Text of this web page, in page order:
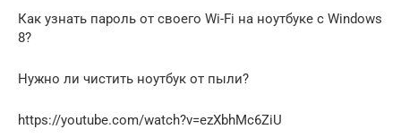
Как узнать пароль от своего Wi-Fi на ноутбуке с Windows
8?
Нужно ли чистить ноутбук от пыли?
https://youtube.com/watch?v=ezXbhMc6ZiU